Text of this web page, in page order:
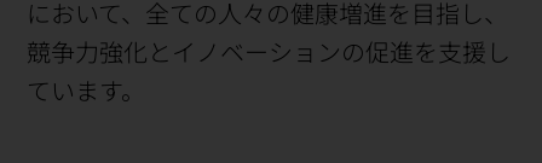
において、全ての人々の健康増進を目指し、
競争力強化とイノベーションの促進を支援し
ています。